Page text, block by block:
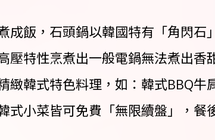
飯，石頭鍋以韓國特有「角閃石
特性烹煮出一般電鍋無法煮出香
韓式特色料理，如：韓式BBQ牛
小菜皆可免費「無限續盤」，